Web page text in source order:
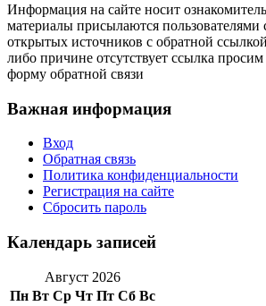
Информация на сайте носит
материалы присылаются пользователями
открытых источников с обратной
либо причине отсутствует ссылка
форму обратной связи
Важная информация
Вход
Обратная связь
Политика конфиденциальности
Регистрация на сайте
Сбросить пароль
Календарь записей
Август 2026
Пн Вт Ср Чт Пт Сб Вс